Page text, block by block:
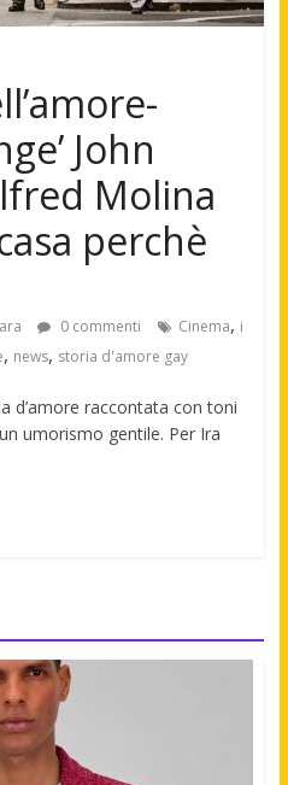
John
Molina
perchè
0 commenti Cinema, i
, news, storia d'amore gay
d’amore raccontata con toni
un umorismo gentile. Per Ira